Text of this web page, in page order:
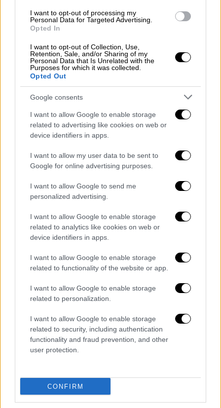
I want to opt-out of processing my
Personal Data for Targeted Advertising.
Opted In
I want to opt-out of Collection, Use,
Retention, Sale, and/or Sharing of my
Personal Data that Is Unrelated with the
Purposes for which it was collected.
Opted Out
Google consents
I want to allow Google to enable storage
related to advertising like cookies on web or
device identifiers in apps.
I want to allow my user data to be sent to
Google for online advertising purposes.
I want to allow Google to send me
personalized advertising.
I want to allow Google to enable storage
related to analytics like cookies on web or
device identifiers in apps.
I want to allow Google to enable storage
related to functionality of the website or app.
I want to allow Google to enable storage
related to personalization.
I want to allow Google to enable storage
related to security, including authentication
functionality and fraud prevention, and other
user protection.
CONFIRM
Lifestyle|12.07.2019 11:33
Συνελήφθη πασίγνωστος ράπερ για
παιδική πορνογραφία (vids)
Ο 52χρονος καλλιτέχνης αντιμετωπίζει
σειρά κατηγοριών για σεξουαλικές
επιθέσεις που χρονολογούνται εδώ και δύο
δεκαετίες
σεξουαλική κακοποίηση
ειδήσεις τώρα
φυλάκιση
ράπερ